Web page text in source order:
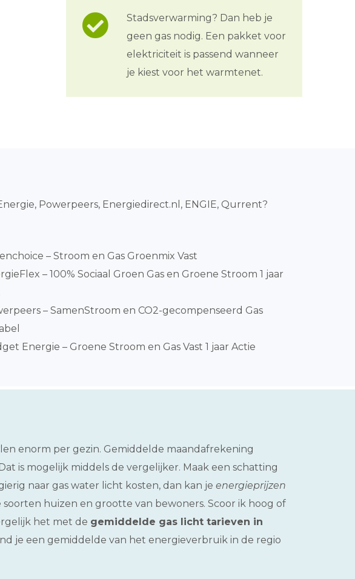
Stadsverwarming? Dan heb je
geen gas nodig. Een pakket voor
elektriciteit is passend wanneer
je kiest voor het warmtenet.
Powerpeers, Energiedirect.nl, ENGIE, Qurrent?
– Stroom en Gas Groenmix Vast
– 100% Sociaal Groen Gas en Groene Stroom 1 jaar
– SamenStroom en CO2-gecompenseerd Gas
Energie – Groene Stroom en Gas Vast 1 jaar Actie
enorm per gezin. Gemiddelde maandafrekening
is mogelijk middels de vergelijker. Maak een schatting
naar gas water licht kosten, dan kan je energieprijzen
huizen en grootte van bewoners. Scoor ik hoog of
het met de gemiddelde gas licht tarieven in
je een gemiddelde van het energieverbruik in de regio